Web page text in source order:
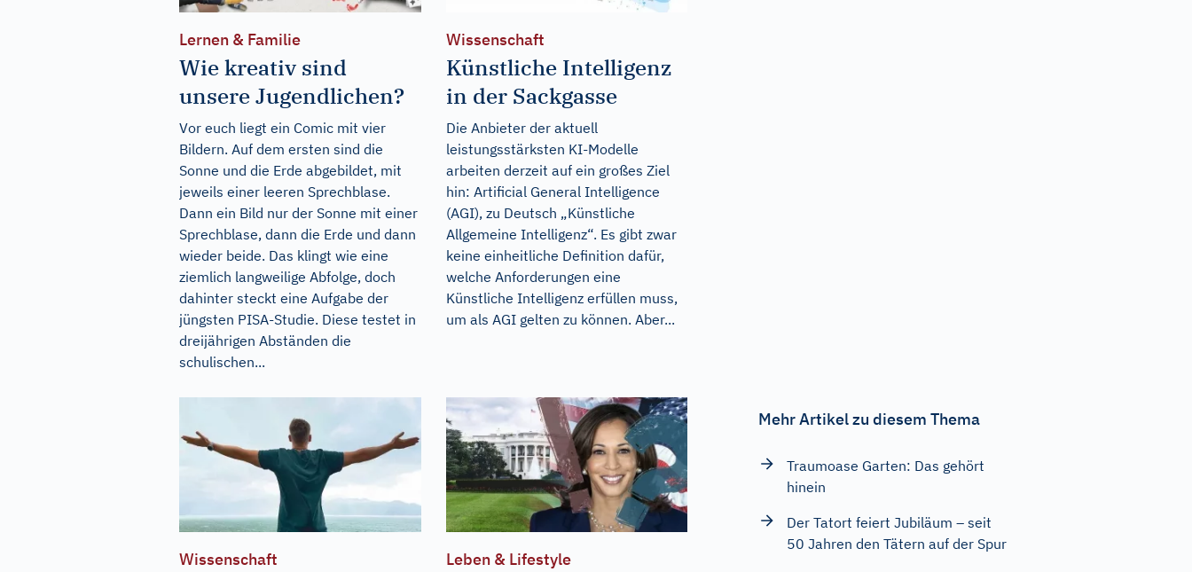
Lernen & Familie
Wie kreativ sind
unsere Jugendlichen?
Vor euch liegt ein Comic mit vier
Bildern. Auf dem ersten sind die
Sonne und die Erde abgebildet, mit
jeweils einer leeren Sprechblase.
Dann ein Bild nur der Sonne mit einer
Sprechblase, dann die Erde und dann
wieder beide. Das klingt wie eine
ziemlich langweilige Abfolge, doch
dahinter steckt eine Aufgabe der
jüngsten PISA-Studie. Diese testet in
dreijährigen Abständen die
schulischen...
Wissenschaft
Künstliche Intelligenz
in der Sackgasse
Die Anbieter der aktuell
leistungsstärksten KI-Modelle
arbeiten derzeit auf ein großes Ziel
hin: Artificial General Intelligence
(AGI), zu Deutsch „Künstliche
Allgemeine Intelligenz“. Es gibt zwar
keine einheitliche Definition dafür,
welche Anforderungen eine
Künstliche Intelligenz erfüllen muss,
um als AGI gelten zu können. Aber...
Wissenschaft Leben & Lifestyle
Mehr Artikel zu diesem Thema
Traumoase Garten: Das gehört
hinein
Der Tatort feiert Jubiläum – seit
50 Jahren den Tätern auf der Spur